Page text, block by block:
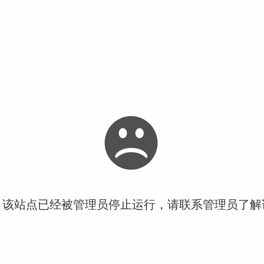
站点已经被管理员停止运行，请联系管理员了